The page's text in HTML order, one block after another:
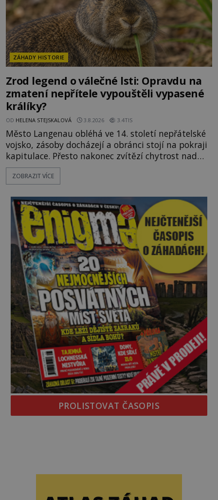
ZÁHADY HISTORIE
Zrod legend o válečné lsti: Opravdu na
zmatení nepřítele vypouštěli vypasené
králíky?
OD HELENA STEJSKALOVÁ 3.8.2026 3.4TIS
Město Langenau obléhá ve 14. století nepřátelské
vojsko, zásoby docházejí a obránci stojí na pokraji
kapitulace. Přesto nakonec zvítězí chytrost nad
hrubou silou. Podle staré německé legendy vypustí
obyvatelé za hradby dobře živeného králíka, aby
dost. Čas pracuje pro obléhatele. Ve městě ubývají
zásoby a každý den znamená další porci strádá
ZOBRAZIT VÍCE
PROLISTOVAT ČASOPIS